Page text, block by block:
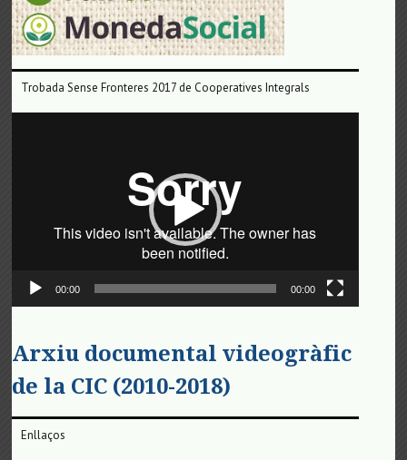
Trobada Sense Fronteres 2017 de Cooperatives Integrals
00:00 00:00
Arxiu documental videogràfic
de la CIC (2010-2018)
Enllaços